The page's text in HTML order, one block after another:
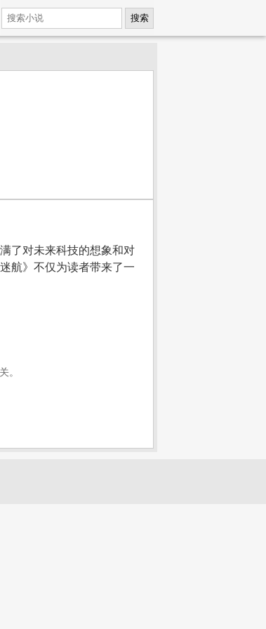
搜索
了对未来科技的想象和对
航》不仅为读者带来了一
。